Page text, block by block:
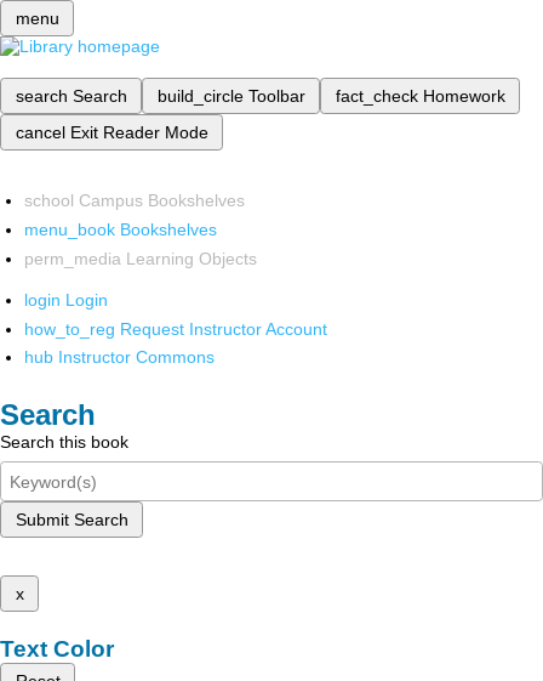
menu
search Search build_circle Toolbar fact_check Homework
cancel Exit Reader Mode
school Campus Bookshelves
menu_book Bookshelves
perm_media Learning Objects
login Login
how_to_reg Request Instructor Account
hub Instructor Commons
Search
Search this book
Submit Search
x
Text Color